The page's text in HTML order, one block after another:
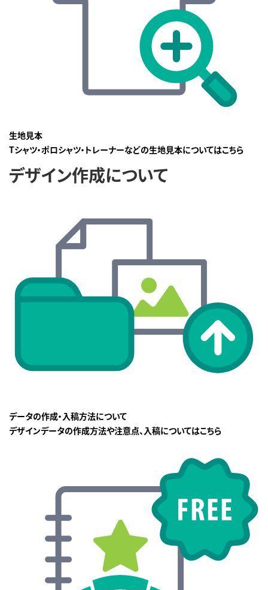
生地見本
Tシャツ・ポロシャツ・トレーナーなどの生地見本についてはこちら
デザイン作成について
データの作成・入稿方法について
デザインデータの作成方法や注意点、入稿についてはこちら